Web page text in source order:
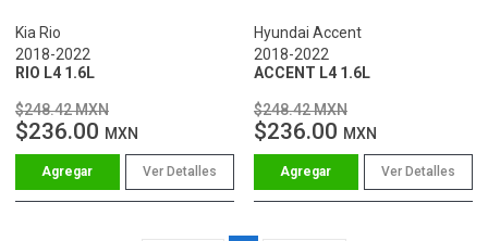
Kia Rio
2018-2022
RIO L4 1.6L
$248.42 MXN
$236.00 MXN
Ver Detalles
Hyundai Accent
2018-2022
ACCENT L4 1.6L
$248.42 MXN
$236.00 MXN
Ver Detalles